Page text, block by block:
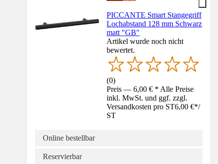
PICCANTE Smart Stangegriff
Lochabstand 128 mm Schwarz
matt "GB"
Artikel wurde noch nicht
bewertet.
(0)
Preis — 6,00 € * Alle Preise
inkl. MwSt. und ggf. zzgl.
Versandkosten pro ST6,00 €*/
ST
Online bestellbar
Reservierbar